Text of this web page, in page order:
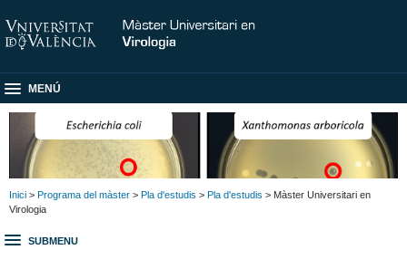
MENÚ
Inici > Programa del màster > Pla d'estudis > Pla d'estudis > Màster Universitari en
Virologia
SUBMENU